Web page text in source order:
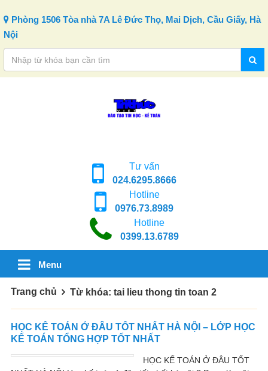
Phòng 1506 Tòa nhà 7A Lê Đức Thọ, Mai Dịch, Cầu Giấy, Hà
Nội
Tư vấn
024.6295.8666
Hotline
0976.73.8989
Hotline
0399.13.6789
Menu
Trang chủ Từ khóa: tai lieu thong tin toan 2
HỌC KẾ TOÁN Ở ĐÂU TỐT NHẤT HÀ NỘI – LỚP HỌC
KẾ TOÁN TỔNG HỢP TỐT NHẤT
HỌC KẾ TOÁN Ở ĐÂU TỐT